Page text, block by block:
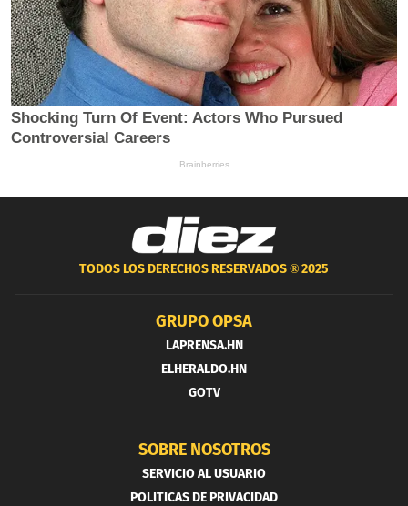
TODOS LOS DERECHOS RESERVADOS ®2025
GRUPO OPSA
LAPRENSA.HN
ELHERALDO.HN
GOTV
SOBRE NOSOTROS
SERVICIO AL USUARIO
POLITICAS DE PRIVACIDAD